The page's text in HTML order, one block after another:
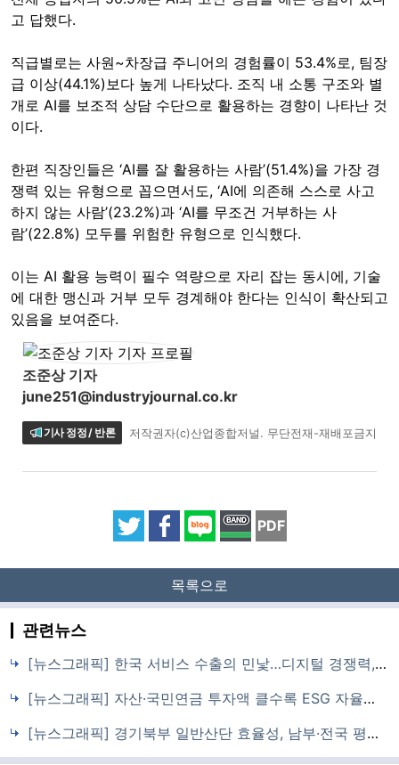
고 답했다.
직급별로는 사원~차장급 주니어의 경험률이 53.4%로, 팀장
급 이상(44.1%)보다 높게 나타났다. 조직 내 소통 구조와 별
개로 AI를 보조적 상담 수단으로 활용하는 경향이 나타난 것
이다.
한편 직장인들은 ‘AI를 잘 활용하는 사람’(51.4%)을 가장 경
쟁력 있는 유형으로 꼽으면서도, ‘AI에 의존해 스스로 사고
하지 않는 사람’(23.2%)과 ‘AI를 무조건 거부하는 사
람’(22.8%) 모두를 위험한 유형으로 인식했다.
이는 AI 활용 능력이 필수 역량으로 자리 잡는 동시에, 기술
에 대한 맹신과 거부 모두 경계해야 한다는 인식이 확산되고
있음을 보여준다.
조준상 기자
june251@industryjournal.co.kr
기사 정정 / 반론 저작권자(c)산업종합저널. 무단전재-재배포금지
PDF
목록으로
관련뉴스
[뉴스그래픽] 한국 서비스 수출의 민낯…디지털 경쟁력, 10대 수출국 중 최하위
[뉴스그래픽] 자산·국민연금 투자액 클수록 ESG 자율공시 가능성 높아
[뉴스그래픽] 경기북부 일반산단 효율성, 남부·전국 평균보다 낮아